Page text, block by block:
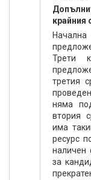
и
крайния
Начална
Трети
третия
няма
втория
има
ресурс
наличен
за